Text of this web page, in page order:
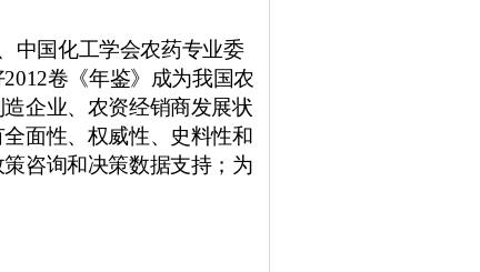
中国化工学会农药专业委
2012卷《年鉴》成为我国农
企业、农资经销商发展状
面性、权威性、史料性和
咨询和决策数据支持；为